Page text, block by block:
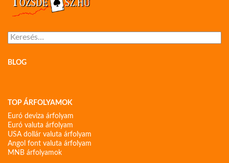
Keresés:
BLOG
TOP ÁRFOLYAMOK
Euró deviza árfolyam
Euró valuta árfolyam
USA dollár valuta árfolyam
Angol font valuta árfolyam
MNB árfolyamok